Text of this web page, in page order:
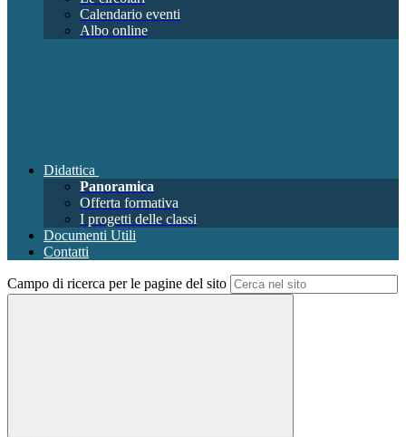
Calendario eventi
Albo online
Didattica
Panoramica
Offerta formativa
I progetti delle classi
Documenti Utili
Contatti
Campo di ricerca per le pagine del sito